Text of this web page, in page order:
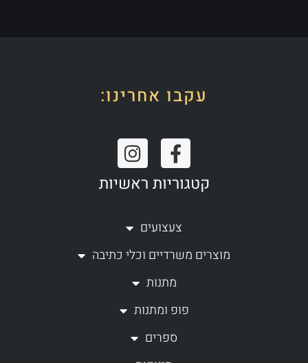
עקבו אחרינו:
F
a
c
b
o
o
k
f
I
n
s
a
r
a
קטגוריות ראשיות
צעצועים
מוצרים משרדיים וכלי כתיבה
מתנות
פופ ומתנות
ספרים